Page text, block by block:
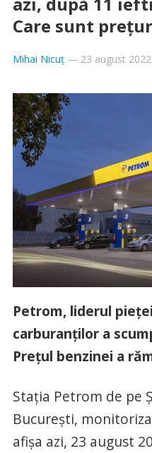
Care sunt
Mihai Nicuț— 23 august 2022
Petrom, liderul
carburanților a
Prețul benzinei a
Stația Petrom de pe
București,
afișa azi, 23 august